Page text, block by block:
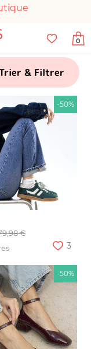
état
0
Trier & Filtrer
-50%
€
3
-50%